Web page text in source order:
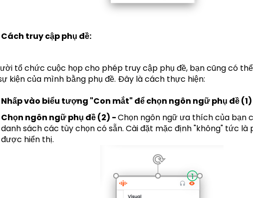
Cách truy cập phụ đề:
tổ chức cuộc họp cho phép truy cập phụ đề, bạn cũng có
kiện của mình bằng phụ đề. Đây là cách thực hiện:
Nhấp vào biểu tượng "Con mắt" để chọn ngôn ngữ phụ đề (1)
Chọn ngôn ngữ phụ đề (2) -Chọn ngôn ngữ ưa thích của bạn
danh sách các tùy chọn có sẵn. Cài đặt mặc định "không" tức là
được hiển thị.